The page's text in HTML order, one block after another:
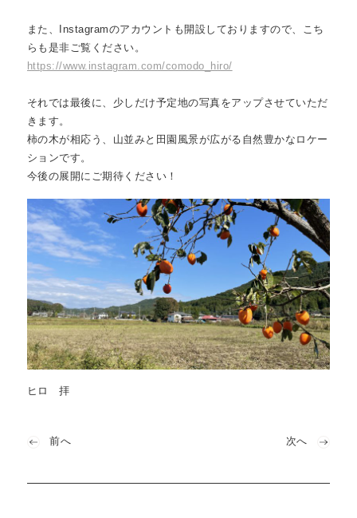
また、Instagramのアカウントも開設しておりますので、こち
https://www.instagram.com/comodo_hiro/
それでは最後に、少しだけ予定地の写真をアップさせていただ
きます。
柿の木が相応う、山並みと田園風景が広がる自然豊かなロケー
ションです。
今後の展開にご期待ください！
ヒロ 拝
前へ 次へ